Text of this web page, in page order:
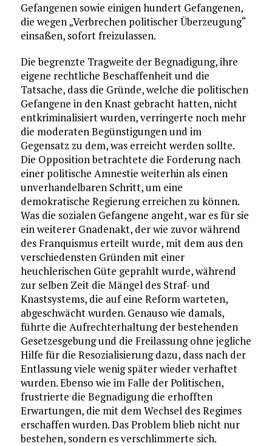
Gefangenen sowie einigen hundert Gefangenen,
die wegen „Verbrechen politischer Überzeugung“
einsaßen, sofort freizulassen.
Die begrenzte Tragweite der Begnadigung, ihre
eigene rechtliche Beschaffenheit und die
Tatsache, dass die Gründe, welche die politischen
Gefangene in den Knast gebracht hatten, nicht
entkriminalisiert wurden, verringerte noch mehr
die moderaten Begünstigungen und im
Gegensatz zu dem, was erreicht werden sollte.
Die Opposition betrachtete die Forderung nach
einer politische Amnestie weiterhin als einen
unverhandelbaren Schritt, um eine
demokratische Regierung erreichen zu können.
Was die sozialen Gefangene angeht, war es für sie
ein weiterer Gnadenakt, der wie zuvor während
des Franquismus erteilt wurde, mit dem aus den
verschiedensten Gründen mit einer
heuchlerischen Güte geprahlt wurde, während
zur selben Zeit die Mängel des Straf- und
Knastsystems, die auf eine Reform warteten,
abgeschwächt wurden. Genauso wie damals,
führte die Aufrechterhaltung der bestehenden
Gesetzesgebung und die Freilassung ohne jegliche
Hilfe für die Resozialisierung dazu, dass nach der
Entlassung viele wenig später wieder verhaftet
wurden. Ebenso wie im Falle der Politischen,
frustrierte die Begnadigung die erhofften
Erwartungen, die mit dem Wechsel des Regimes
erschaffen wurden. Das Problem blieb nicht nur
bestehen, sondern es verschlimmerte sich.